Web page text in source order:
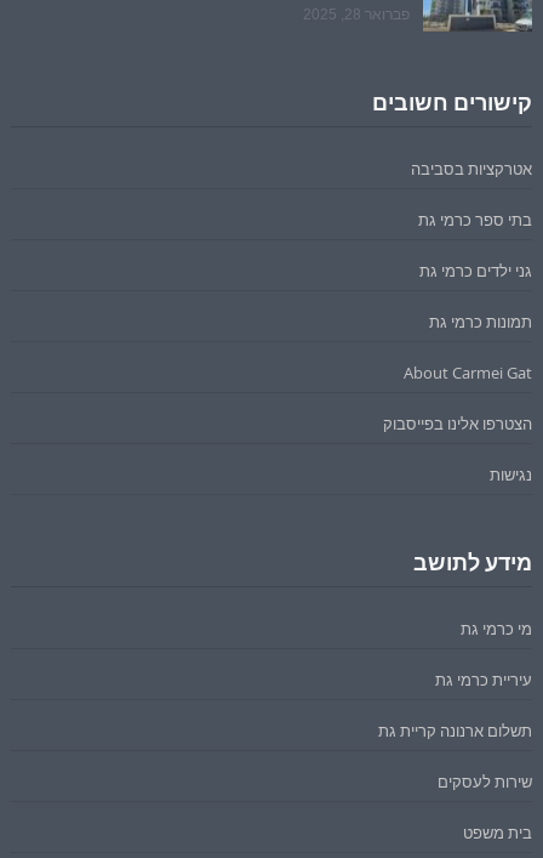
פברואר 28, 2025
קישורים חשובים
אטרקציות בסביבה
בתי ספר כרמי גת
גני ילדים כרמי גת
תמונות כרמי גת
About Carmei Gat
הצטרפו אלינו בפייסבוק
נגישות
מידע לתושב
מי כרמי גת
עיריית כרמי גת
תשלום ארנונה קריית גת
שירות לעסקים
בית משפט